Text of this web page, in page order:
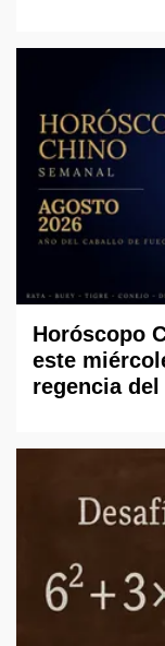
Horóscopo
este
regencia